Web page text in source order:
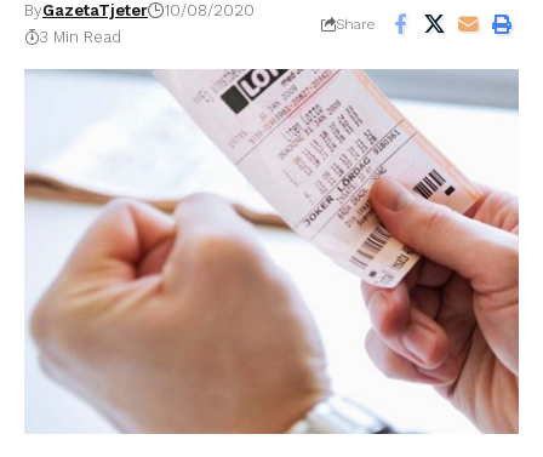
ByGazetaTjeter
10/08/2020
3 Min Read
Share